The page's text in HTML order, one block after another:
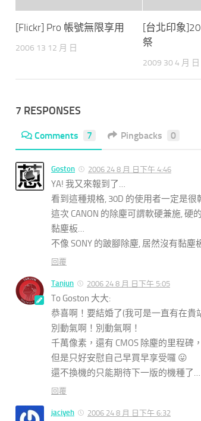
[Flickr] Pro 帳號無限享用
2006 13 12 月 日
[台北印象
祭
2009 30 4 月 日
7 RESPONSES
Comments 7 Pingbacks 0
Goston 2006 24 8 月 日下午 4:46
YA! 我又來報到了…
看到這種規格, 30D 的使用者一定是很
這次 CANON 的除塵可謂軟硬兼施, 硬
黏塵板…
不像 SONY 的跛腳除塵, 居然沒有黏
回覆
Tanjun 2006 24 8 月 日下午 5:05
To Goston 大大:
恭喜啊！要結婚了(我可是一直有在貴
別動氣啊！別動氣啊！
千萬像素，還有 CMOS 除塵的里程碑
但是只好安慰自己早買早享受囉 😛
還不換機的只能期待下一版的機種了…
回覆
jaciyeh 2006 24 8 月 日下午 6:32